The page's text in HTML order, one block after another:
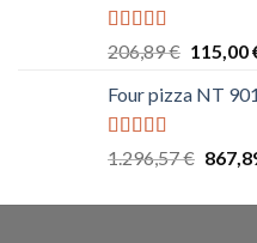
Note5.00
sur 5
206,89€ 115,00
Four pizza NT
Note5.00
1.296,57€